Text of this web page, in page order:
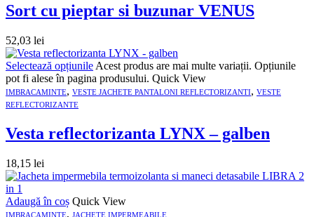
Sort cu pieptar si buzunar VENUS
52,03 lei
Selectează opțiunile Acest produs are mai multe variații. Opțiunile
pot fi alese în pagina produsului. Quick View
IMBRACAMINTE, VESTE JACHETE PANTALONI REFLECTORIZANTI, VESTE
REFLECTORIZANTE
Vesta reflectorizanta LYNX – galben
18,15 lei
Adaugă în coș Quick View
IMBRACAMINTE, JACHETE IMPERMEABILE